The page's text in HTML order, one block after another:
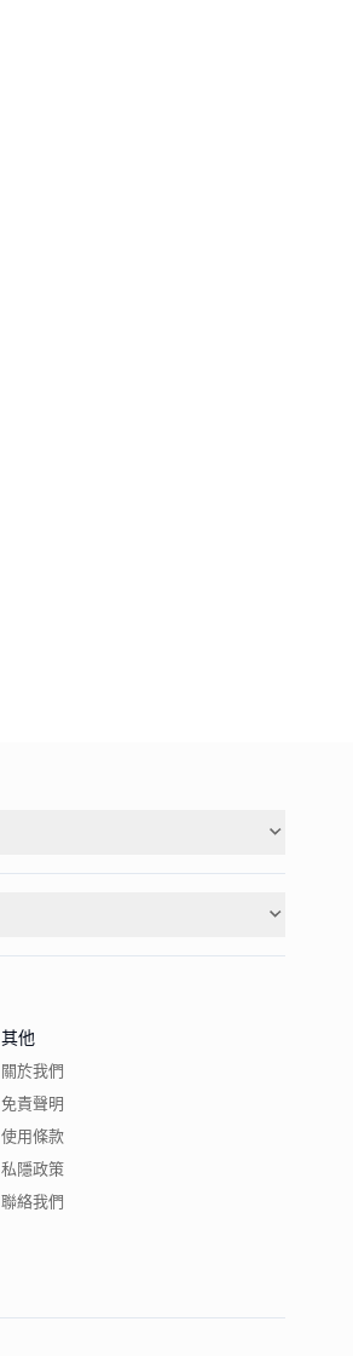
其他
關於我們
免責聲明
使用條款
私隱政策
聯絡我們